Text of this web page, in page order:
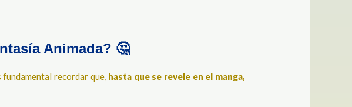
Animada? 🤔
fundamental recordar que, hasta que se revele en el manga,